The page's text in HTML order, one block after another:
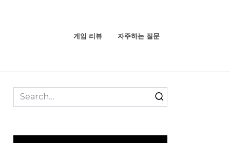
게임 리뷰 자주하는 질문
Search
for: